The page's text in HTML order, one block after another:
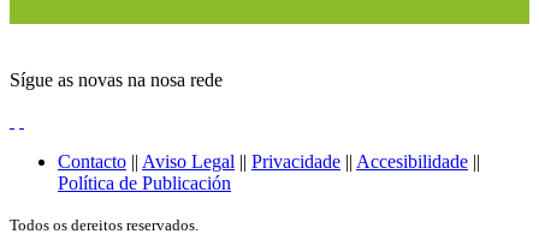
Sígue as novas na nosa rede
Contacto || Aviso Legal || Privacidade || Accesibilidade ||
Política de Publicación
Todos os dereitos reservados.